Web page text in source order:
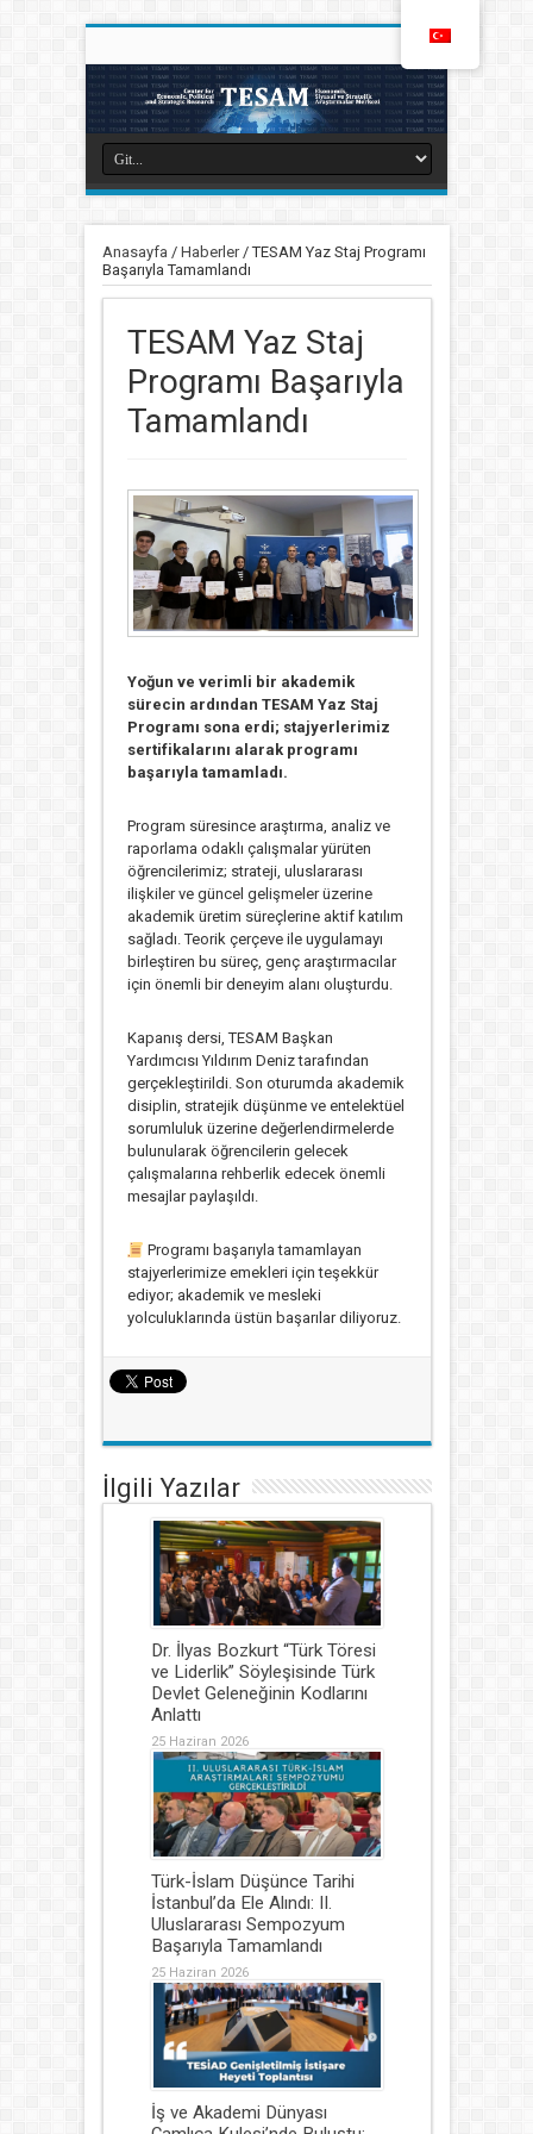
Anasayfa / Haberler/TESAM Yaz Staj Programı
Başarıyla Tamamlandı
TESAM Yaz Staj
Programı Başarıyla
Tamamlandı
Yoğun ve verimli bir akademik
sürecin ardından TESAM Yaz Staj
Programı sona erdi; stajyerlerimiz
sertifikalarını alarak programı
başarıyla tamamladı.
Program süresince araştırma, analiz ve
raporlama odaklı çalışmalar yürüten
öğrencilerimiz; strateji, uluslararası
ilişkiler ve güncel gelişmeler üzerine
akademik üretim süreçlerine aktif katılım
sağladı. Teorik çerçeve ile uygulamayı
birleştiren bu süreç, genç araştırmacılar
için önemli bir deneyim alanı oluşturdu.
Kapanış dersi, TESAM Başkan
YardımcısıYıldırım Deniztarafından
gerçekleştirildi. Son oturumda akademik
disiplin, stratejik düşünme ve entelektüel
sorumluluk üzerine değerlendirmelerde
bulunularak öğrencilerin gelecek
çalışmalarına rehberlik edecek önemli
mesajlar paylaşıldı.
Programı başarıyla tamamlayan
stajyerlerimize emekleri için teşekkür
ediyor; akademik ve mesleki
yolculuklarında üstün başarılar diliyoruz.
İlgili Yazılar
Dr. İlyas Bozkurt “Türk Töresi
ve Liderlik” Söyleşisinde Türk
Devlet Geleneğinin Kodlarını
Anlattı
25 Haziran 2026
Türk-İslam Düşünce Tarihi
İstanbul’da Ele Alındı: II.
Uluslararası Sempozyum
Başarıyla Tamamlandı
25 Haziran 2026
İş ve Akademi Dünyası